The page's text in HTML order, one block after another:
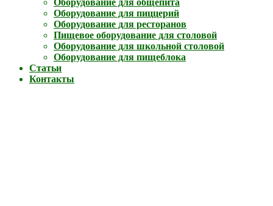
Оборудование для общепита
Оборудование для пиццерий
Оборудование для ресторанов
Пищевое оборудование для столовой
Оборудование для школьной столовой
Оборудование для пищеблока
Статьи
Контакты